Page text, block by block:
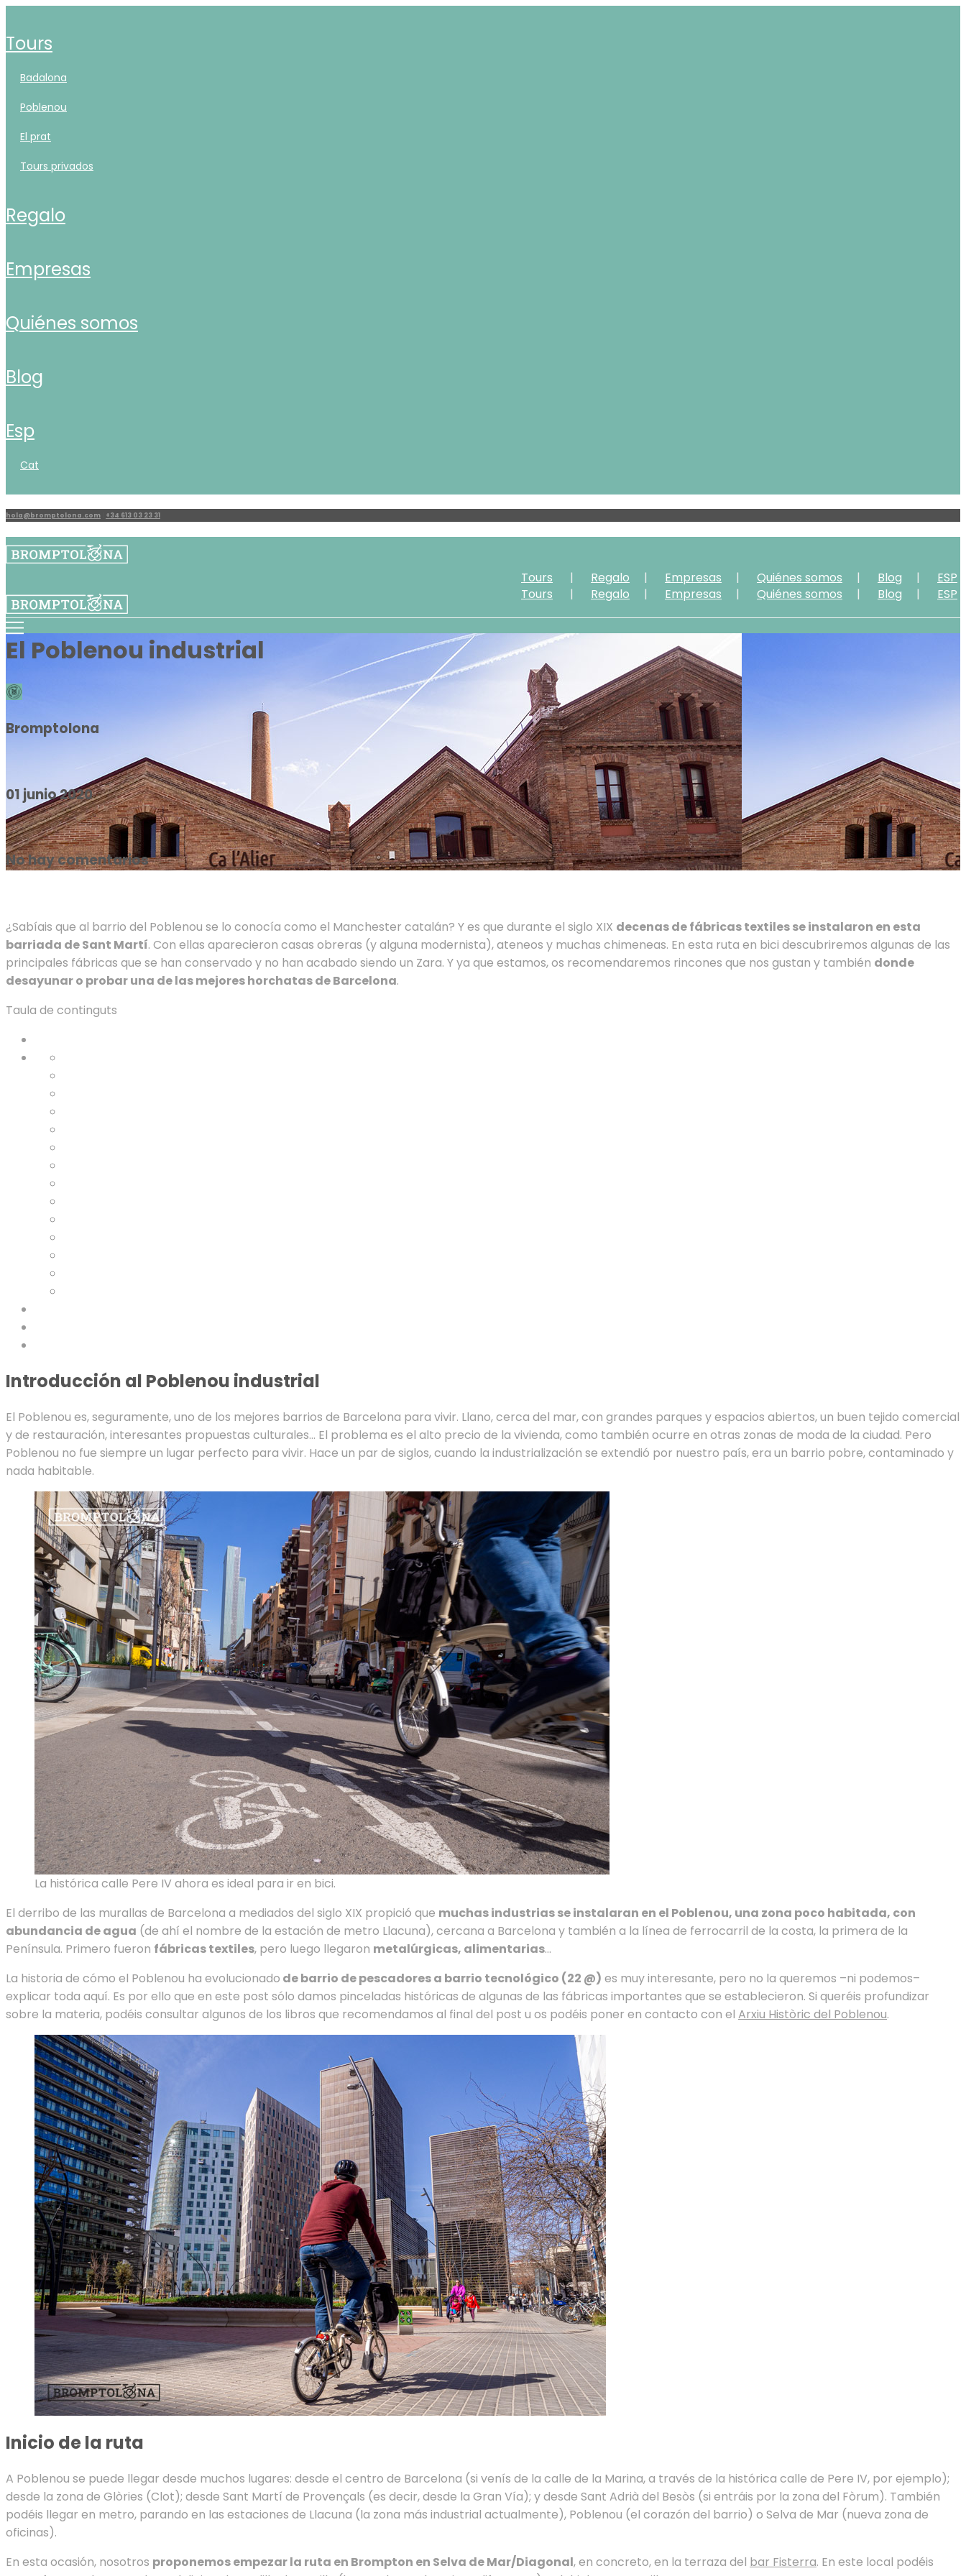
tours
badalona
poblenou
el prat
tours privados
regalo
empresas
quiénes somos
blog
esp
cat
hola@bromptolona.com +34 613 03 23 31
Tours Regalo Empresas Quiénes somos Blog
ESP
Tours
Regalo Empresas Quiénes somos Blog ESP
El Poblenou industrial
Bromptolona
01 junio 2020
No hay comentarios
¿Sabíais que al barrio del Poblenou se lo conocía como el Manchester catalán? Y es que durante el siglo XIX decenas de fábricas textiles se instalaron en esta
barriada de Sant Martí. Con ellas aparecieron casas obreras (y alguna modernista), ateneos y muchas chimeneas. En esta ruta en bici descubriremos algunas de las
principales fábricas que se han conservado y no han acabado siendo un Zara. Y ya que estamos, os recomendaremos rincones que nos gustan y también donde
desayunar o probar una de las mejores horchatas de Barcelona.
Taula de continguts
Introducción al Poblenou industrial
El Poblenou es, seguramente, uno de los mejores barrios de Barcelona para vivir. Llano, cerca del mar, con grandes parques y espacios abiertos, un buen tejido comercial
y de restauración, interesantes propuestas culturales… El problema es el alto precio de la vivienda, como también ocurre en otras zonas de moda de la ciudad. Pero
Poblenou no fue siempre un lugar perfecto para vivir. Hace un par de siglos, cuando la industrialización se extendió por nuestro país, era un barrio pobre, contaminado y
nada habitable.
La histórica calle Pere IV ahora es ideal para ir en bici.
El derribo de las murallas de Barcelona a mediados del siglo XIX propició que muchas industrias se instalaran en el Poblenou, una zona poco habitada, con
abundancia de agua (de ahí el nombre de la estación de metro Llacuna), cercana a Barcelona y también a la línea de ferrocarril de la costa, la primera de la
Península. Primero fueron fábricas textiles, pero luego llegaron metalúrgicas, alimentarias…
La historia de cómo el Poblenou ha evolucionado de barrio de pescadores a barrio tecnológico (22 @) es muy interesante, pero no la queremos –ni podemos–
explicar toda aquí. Es por ello que en este post sólo damos pinceladas históricas de algunas de las fábricas importantes que se establecieron. Si queréis profundizar
sobre la materia, podéis consultar algunos de los libros que recomendamos al final del post u os podéis poner en contacto con el Arxiu Històric del Poblenou.
Inicio de la ruta
A Poblenou se puede llegar desde muchos lugares: desde el centro de Barcelona (si venís de la calle de la Marina, a través de la histórica calle de Pere IV, por ejemplo);
desde la zona de Glòries (Clot); desde Sant Martí de Provençals (es decir, desde la Gran Vía); y desde Sant Adrià del Besòs (si entráis por la zona del Fòrum). También
podéis llegar en metro, parando en las estaciones de Llacuna (la zona más industrial actualmente), Poblenou (el corazón del barrio) o Selva de Mar (nueva zona de
oficinas).
En esta ocasión, nosotros proponemos empezar la ruta en Brompton en Selva de Mar/Diagonal, en concreto, en la terraza del bar Fisterra. En este local podéis